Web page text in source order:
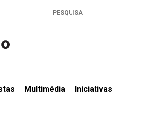
Multimédia Iniciativas